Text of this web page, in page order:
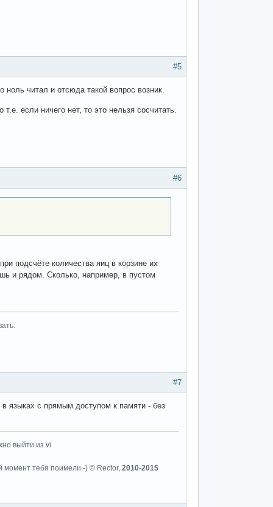
#5
читал и отсюда такой вопрос возник.
если ничего нет, то это нельзя сосчитать.
#6
подсчёте количества яиц в корзине их
и рядом. Сколько, например, в пустом
#7
языках с прямым доступом к памяти - без
выйти из vi
момент тебя поимели -) © Rector, 2010-2015